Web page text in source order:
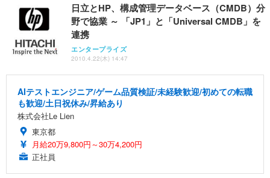
日立とHP、構成管理データベース（CMDB）分
野で協業 ～ 「JP1」と「Universal CMDB」を
連携
エンタープライズ
2010.4.22(木) 14:47
AIテストエンジニア/ゲーム品質検証/未経験歓迎/初めての転職
も歓迎/土日祝休み/昇給あり
株式会社Le Lien
東京都
月給20万9,800円～30万4,200円
正社員